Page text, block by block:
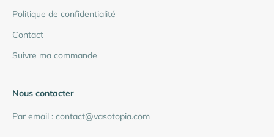
Politique de confidentialité
Contact
Suivre ma commande
Nous contacter
Par email : contact@vasotopia.com